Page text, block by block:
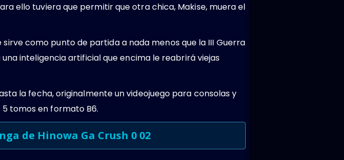
ello tuviera que permitir que otra chica, Makise, muera el
como punto de partida a nada menos que la III Guerra
inteligencia artificial que encima le reabrirá viejas
la fecha, originalmente un videojuego para consolas y
tomos en formato B6.
de Hinowa Ga Crush 0 02